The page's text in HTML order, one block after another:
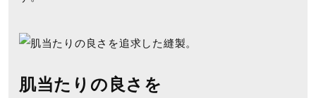
肌当たりの良さを